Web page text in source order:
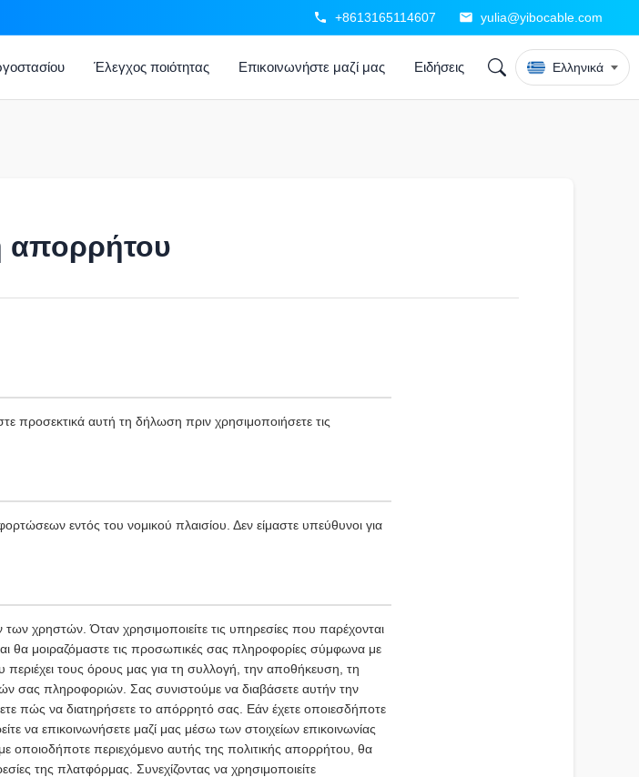
+8613165114607 yulia@yibocable.com
Έλεγχος ποιότητας Επικοινωνήστε μαζί μας Ειδήσεις Ελληνικά
απορρήτου
προσεκτικά αυτή τη δήλωση πριν χρησιμοποιήσετε τις
εντός του νομικού πλαισίου. Δεν είμαστε υπεύθυνοι για
χρηστών. Όταν χρησιμοποιείτε τις υπηρεσίες που παρέχονται
θα μοιραζόμαστε τις προσωπικές σας πληροφορίες σύμφωνα με
τους όρους μας για τη συλλογή, την αποθήκευση, τη
σας πληροφοριών. Σας συνιστούμε να διαβάσετε αυτήν την
πώς να διατηρήσετε το απόρρητό σας. Εάν έχετε οποιεσδήποτε
να επικοινωνήσετε μαζί μας μέσω των στοιχείων επικοινωνίας
οποιοδήποτε περιεχόμενο αυτής της πολιτικής απορρήτου, θα
της πλατφόρμας. Συνεχίζοντας να χρησιμοποιείτε